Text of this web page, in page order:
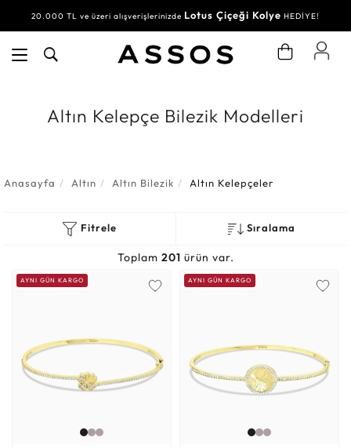
20.000 TL ve üzeri alışverişlerinizde Lotus Çiçeği Kolye HEDİYE!
Altın Kelepçe Bilezik Modelleri
Anasayfa Altın Altın Bilezik Altın Kelepçeler
Fitrele Sıralama
Toplam 201 ürün var.
AYNI GÜN KARGO AYNI GÜN KARGO